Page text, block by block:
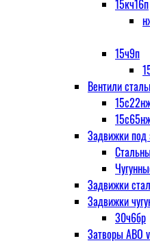
15кч16п
15ч9п
Вентили
Задвижки под
Задвижки
Задвижки
30ч6бр
Затворы ABO